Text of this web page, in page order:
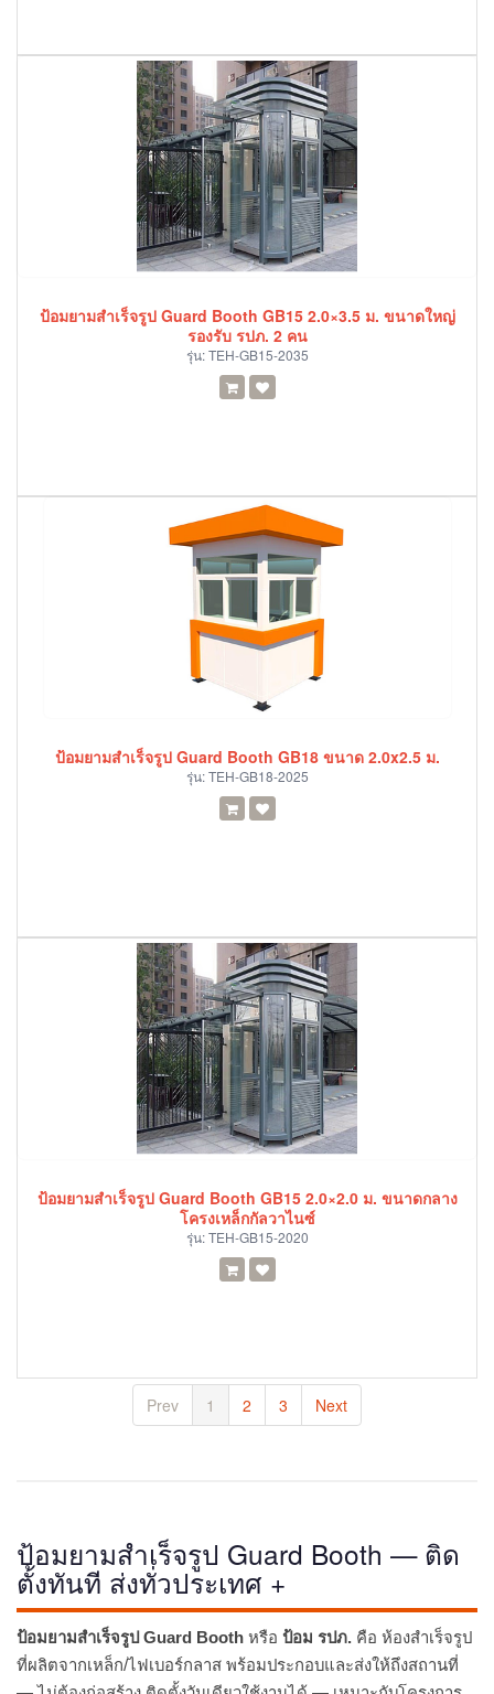
ป้อมยามสำเร็จรูป Guard Booth GB15 2.0×3.5 ม. ขนาดใหญ่
รองรับ รปภ. 2 คน
รุ่น:TEH-GB15-2035
ป้อมยามสำเร็จรูป Guard Booth GB18 ขนาด 2.0x2.5 ม.
รุ่น:TEH-GB18-2025
ป้อมยามสำเร็จรูป Guard Booth GB15 2.0×2.0 ม. ขนาดกลาง
โครงเหล็กกัลวาไนซ์
รุ่น:TEH-GB15-2020
Prev 1 2 3 Next
ป้อมยามสำเร็จรูป Guard Booth — ติด
ตั้งทันที ส่งทั่วประเทศ +
ป้อมยามสำเร็จรูป Guard Booth หรือ ป้อม รปภ. คือ ห้องสำเร็จรูป
ที่ผลิตจากเหล็ก/ไฟเบอร์กลาส พร้อมประกอบและส่งให้ถึงสถานที่